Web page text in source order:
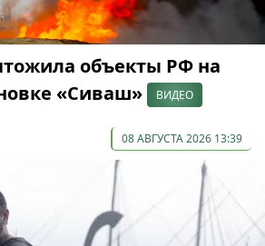
объекты РФ на
«Сиваш»
ВИДЕО
08 АВГУСТА 2026 13:39